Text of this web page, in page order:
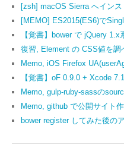
[zsh] macOS Sierra へイン
[MEMO] ES2015(ES6)で
【覚書】bower で jQuery
復習, Element の CSS値を
Memo, iOS Firefox
【覚書】oF 0.9.0 + Xcode
Memo, gulp-ruby-sassの
Memo, github で公開サイト
bower register してみた後の